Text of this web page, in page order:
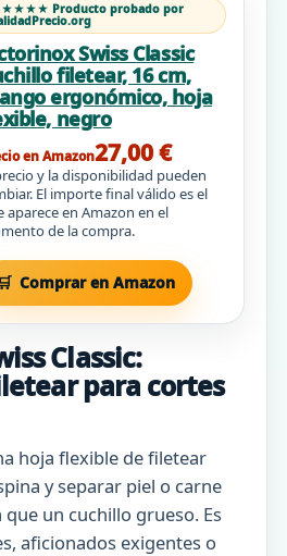
Producto probado por
Swiss Classic
filetear, 16 cm,
ergonómico, hoja
negro
en Amazon27,00 €
y la disponibilidad pueden
El importe final válido es el
aparece en Amazon en el
de la compra.
Comprar en Amazon
Classic:
para cortes
hoja flexible de filetear
y separar piel o carne
un cuchillo grueso. Es
aficionados exigentes o